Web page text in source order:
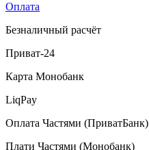
Оплата
Безналичный расчёт
Приват-24
Карта Монобанк
LiqPay
Оплата Частями (ПриватБанк)
Плати Частями (Монобанк)